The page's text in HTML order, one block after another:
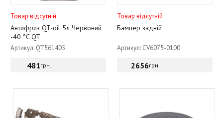
Товар відсутній
Антифриз QT-oil 5л Червоний
-40 °C QT
Артикул: QT561405
481грн.
Товар відсутній
Бампер задній
Артикул: CV6075-0100
2656грн.